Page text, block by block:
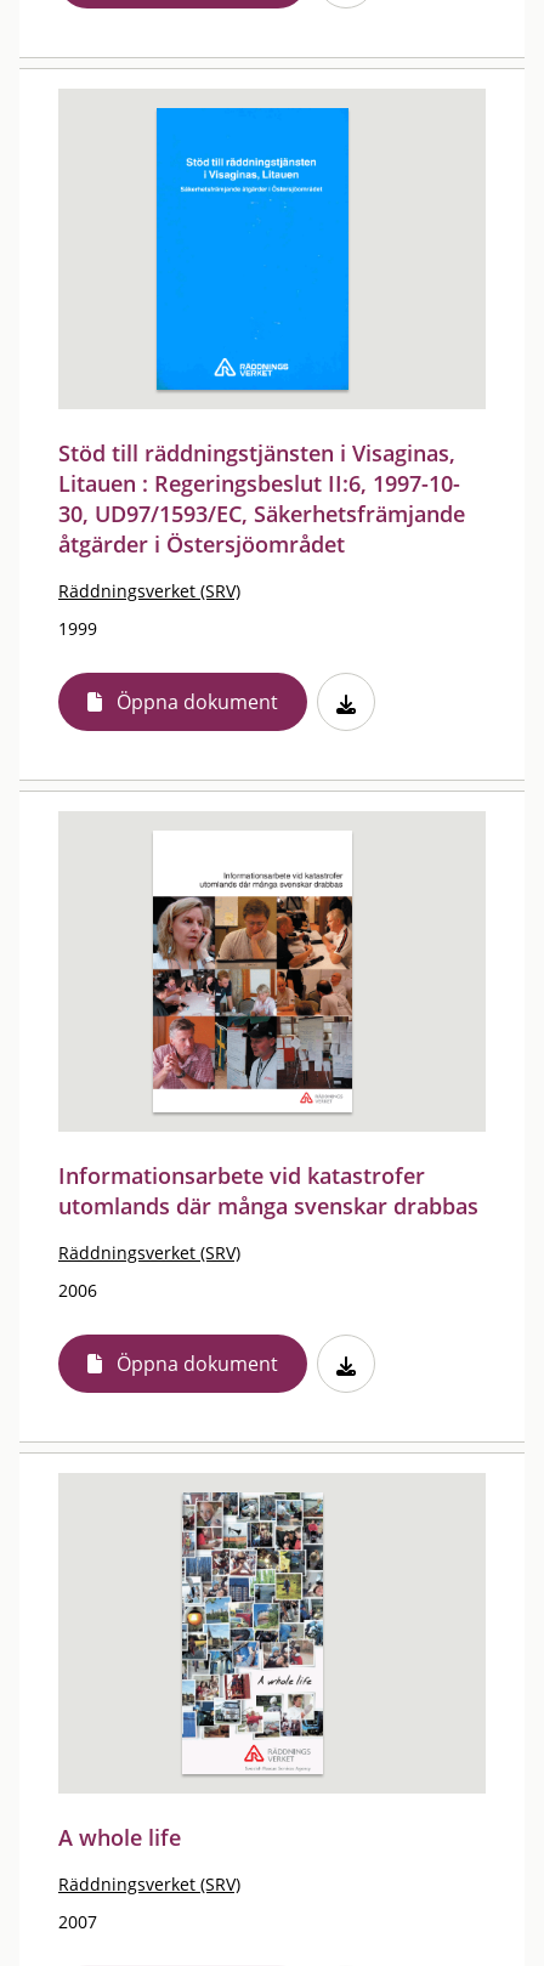
Stöd till räddningstjänsten i Visaginas,
Litauen : Regeringsbeslut II:6, 1997-10-
30, UD97/1593/EC, Säkerhetsfrämjande
åtgärder i Östersjöområdet
Räddningsverket (SRV)
1999
Öppna dokument
Informationsarbete vid katastrofer
utomlands där många svenskar drabbas
Räddningsverket (SRV)
2006
Öppna dokument
A whole life
Räddningsverket (SRV)
2007